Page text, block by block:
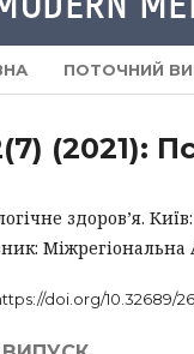
ПОТОЧНИЙ
(2021):
здоров’я.
doi.org/10.32689/